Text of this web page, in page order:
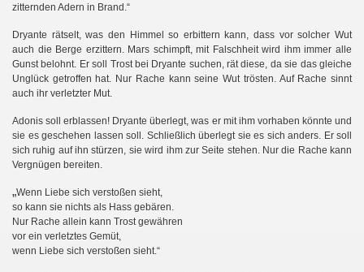
zitternden Adern in Brand.“
Dryante rätselt, was den Himmel so erbittern kann, dass vor solcher Wut
auch die Berge erzittern. Mars schimpft, mit Falschheit wird ihm immer alle
Gunst belohnt. Er soll Trost bei Dryante suchen, rät diese, da sie das gleiche
Unglück getroffen hat. Nur Rache kann seine Wut trösten. Auf Rache sinnt
auch ihr verletzter Mut.
Adonis soll erblassen! Dryante überlegt, was er mit ihm vorhaben könnte und
sie es geschehen lassen soll. Schließlich überlegt sie es sich anders. Er soll
sich ruhig auf ihn stürzen, sie wird ihm zur Seite stehen. Nur die Rache kann
Vergnügen bereiten.
„Wenn Liebe sich verstoßen sieht,
so kann sie nichts als Hass gebären.
Nur Rache allein kann Trost gewähren
vor ein verletztes Gemüt,
wenn Liebe sich verstoßen sieht.“